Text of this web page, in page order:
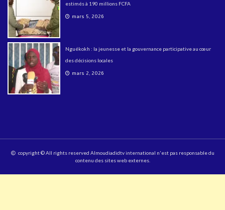
estimés à 190 millions FCFA
mars 5, 2026
Nguékokh : la jeunesse et la gouvernance participative au cœur
des décisions locales
mars 2, 2026
copyright © All rights reserved Almoudiadidtv international n'est pas responsable du
contenu des sites web externes.